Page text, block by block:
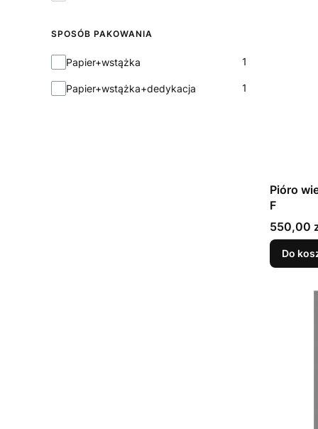
SPOSÓB PAKOWANIA
Sposób pakowania
Papier+wstążka 1
Papier+wstążka+dedykacja 1
Pióro
F
Cena
550,00
Do